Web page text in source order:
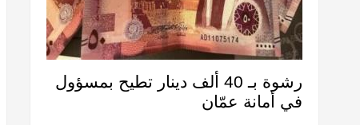
رشوة بـ 40 ألف دينار تطيح بمسؤول
في أمانة عمّان